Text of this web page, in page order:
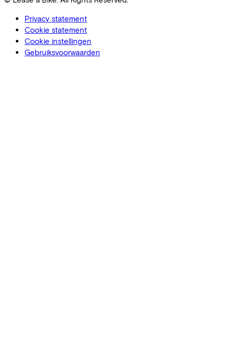
Privacy statement
Cookie statement
Cookie instellingen
Gebruiksvoorwaarden